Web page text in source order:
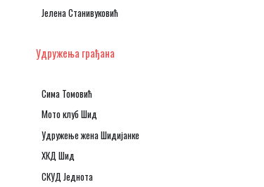
Јелена Станивуковић
Удружења грађана
Сима Томовић
Мото клуб Шид
Удружење жена Шидијанке
ХКД Шид
СКУД Једнота